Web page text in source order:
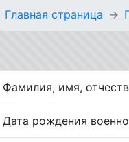
Главная страница
Фамилия, имя,
Дата рождения